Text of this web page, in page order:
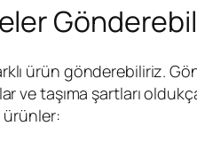
ürün gönderebiliriz.
ve taşıma şartları
ürünler: